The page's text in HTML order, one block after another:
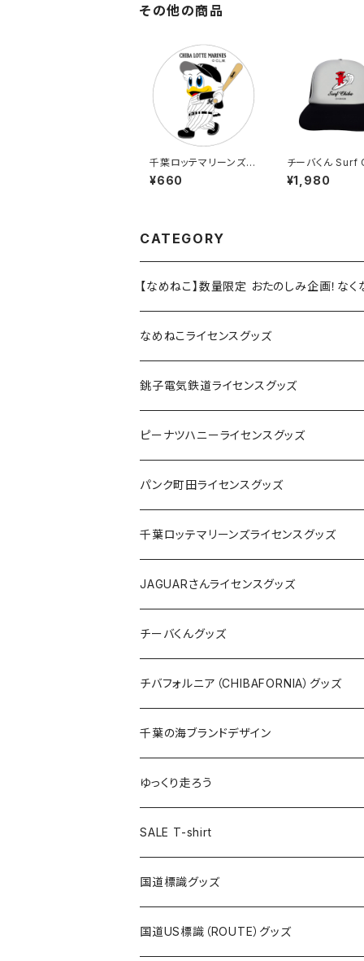
その他の商品
千葉ロッテマリーンズス
テッカー8（大）
¥660
チーバくん Surf
a：メッシュキャッ
ワイト）
¥1,980
CATEGORY
【なめねこ】数量限定 おたのしみ企画！な
なめねこライセンスグッズ
Tシャツ
キャップ
ステッカー
缶バッジ
ホテルキーホルダー
銚子電気鉄道ライセンスグッズ
ステッカー
缶バッジ
アクリルキーホルダー
ホテルキーホルダー
クリアファイル
Tシャツ
キャップ
トートバッグ
ランチバッグ
エコバッグ
ピーナツハニーライセンスグッズ
Tシャツ
キャップ
バッグ
ステッカー
缶バッジ
キーホルダー
クリアファイル
パンク町田ライセンスグッズ
Tシャツ
キャップ
バッグ
ステッカー
缶バッジ
キーホルダー
クリアファイル
千葉ロッテマリーンズライセンスグッズ
ステッカー
ステッカー
ステッカー大
缶バッジ
缶バッジ32mm
缶バッジ54mm
エコバッグ
JAGUARさんコラボグッズ
Tシャツ
ステッカー
サコッシュ
ホテルキーホルダー
モーテルキーホルダー
トートバッグ
JAGUARさんライセンスグッズ
Tシャツ
ステッカー
缶バッジ
クリアファイル
マスク
エコバッグ
千葉ロッテマリーンズコラボ
チーバくんグッズ
Tシャツ
キャップ
エコバッグ
ステッカー
モーテルキーホルダー
ホテルキーホルダー
チバフォルニア（CHIBAFORNIA）グッズ
Tシャツ
キャップ
ステッカー
ホテルキーホルダー
千葉の海ブランドデザイン
Tシャツ
キャップ
ステッカー
ゆっくり走ろう
Tシャツ
ステッカー
ホテルキーホルダー
SALE T-shirt
国道標識グッズ
ステッカー
国道US標識（ROUTE）グッズ